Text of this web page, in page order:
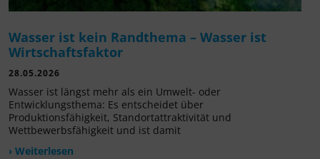
Wasser ist kein Randthema – Wasser ist
Wirtschaftsfaktor
28.05.2026
Wasser ist längst mehr als ein Umwelt- oder
Entwicklungsthema: Es entscheidet über
Produktionsfähigkeit, Standortattraktivität und
Wettbewerbsfähigkeit und ist damit
› Weiterlesen